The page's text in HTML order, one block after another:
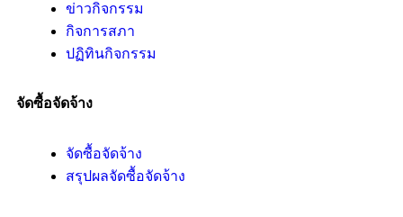
ข่าวกิจกรรม
กิจการสภา
ปฏิทินกิจกรรม
จัดซื้อจัดจ้าง
จัดซื้อจัดจ้าง
สรุปผลจัดซื้อจัดจ้าง